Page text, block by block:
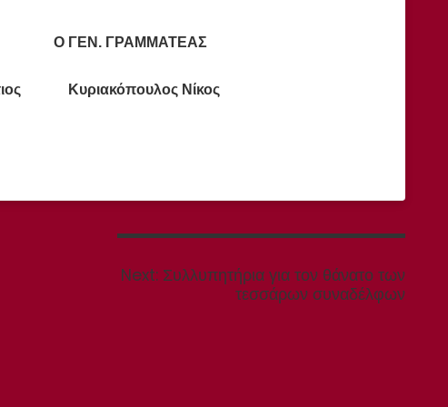
Ο ΓΕΝ. ΓΡΑΜΜΑΤΕΑΣ
Κυριακόπουλος Νίκος
Next: Next
Συλλυπητήρια για τον θάνατο των
τεσσάρων συναδέλφων